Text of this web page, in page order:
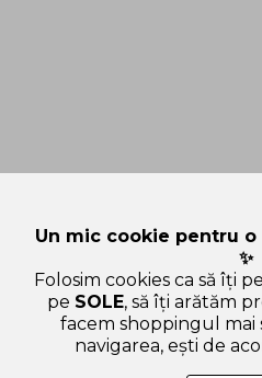
Un mic cookie pentru
✨
Folosim cookies ca să îți
pe SOLE, să îți arătăm
facem shoppingul mai
navigarea, ești de